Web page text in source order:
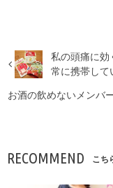
私の頭痛に効
常に携帯して
お酒の飲めないメンバ
RECOMMEND こち